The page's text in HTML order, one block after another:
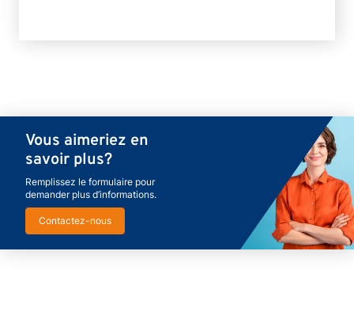
Vous aimeriez en
savoir plus?
Remplissez le formulaire pour
demander plus d’informations.
Contactez-nous